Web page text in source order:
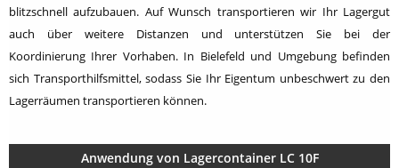
blitzschnell aufzubauen. Auf Wunsch transportieren wir Ihr Lagergut
auch über weitere Distanzen und unterstützen Sie bei der
Koordinierung Ihrer Vorhaben. In Bielefeld und Umgebung befinden
sich Transporthilfsmittel, sodass Sie Ihr Eigentum unbeschwert zu den
Lagerräumen transportieren können.
Anwendung von Lagercontainer LC 10F